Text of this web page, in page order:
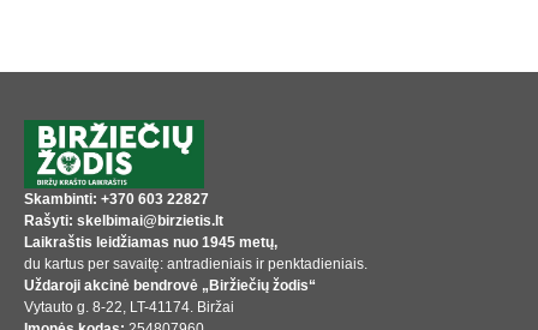
Skambinti: +370 603 22827
Rašyti: skelbimai@birzietis.lt
Laikraštis leidžiamas nuo 1945 metų,
du kartus per savaitę: antradieniais ir penktadieniais.
Uždaroji akcinė bendrovė „Biržiečių žodis“
Vytauto g. 8-22, LT-41174. Biržai